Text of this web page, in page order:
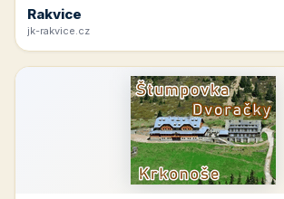
Rakvice
jk-rakvice.cz